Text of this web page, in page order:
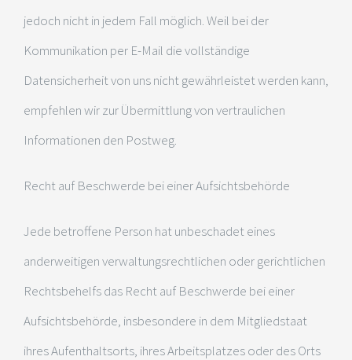
jedoch nicht in jedem Fall möglich. Weil bei der
Kommunikation per E-Mail die vollständige
Datensicherheit von uns nicht gewährleistet werden kann,
empfehlen wir zur Übermittlung von vertraulichen
Informationen den Postweg.
Recht auf Beschwerde bei einer Aufsichtsbehörde
Jede betroffene Person hat unbeschadet eines
anderweitigen verwaltungsrechtlichen oder gerichtlichen
Rechtsbehelfs das Recht auf Beschwerde bei einer
Aufsichtsbehörde, insbesondere in dem Mitgliedstaat
ihres Aufenthaltsorts, ihres Arbeitsplatzes oder des Orts